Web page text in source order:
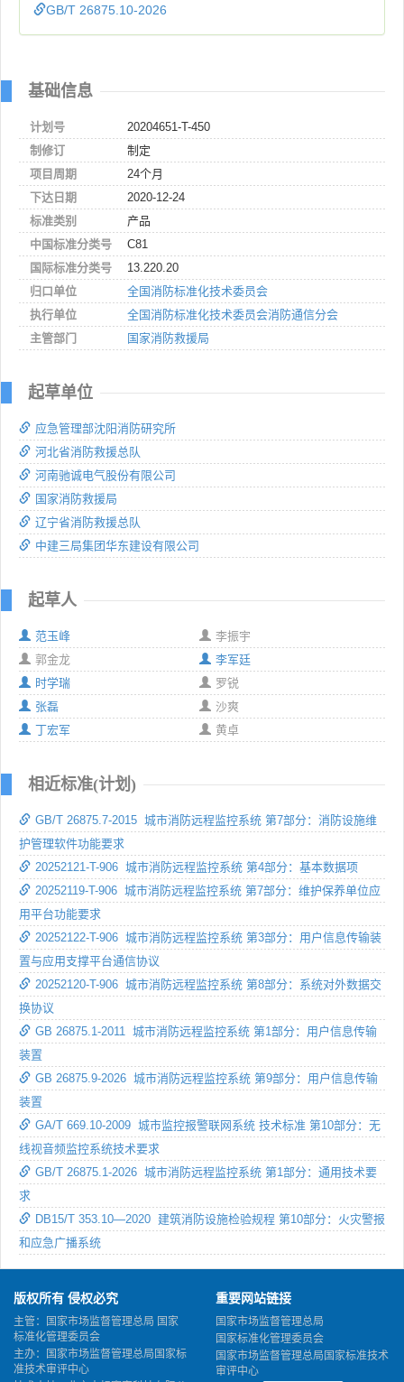
GB/T 26875.10-2026
基础信息
计划号
20204651-T-450
制修订
制定
项目周期
24个月
下达日期
2020-12-24
标准类别
产品
中国标准分类号
C81
国际标准分类号
13.220.20
归口单位
全国消防标准化技术委员会
执行单位
全国消防标准化技术委员会消防通信分会
主管部门
国家消防救援局
起草单位
应急管理部沈阳消防研究所
河北省消防救援总队
河南驰诚电气股份有限公司
国家消防救援局
辽宁省消防救援总队
中建三局集团华东建设有限公司
起草人
范玉峰
李振宇
郭金龙
李军廷
时学瑞
罗锐
张磊
沙爽
丁宏军
黄卓
相近标准(计划)
GB/T 26875.7-2015 城市消防远程监控系统 第7部分：消防设施维
护管理软件功能要求
20252121-T-906 城市消防远程监控系统 第4部分：基本数据项
20252119-T-906 城市消防远程监控系统 第7部分：维护保养单位应
用平台功能要求
20252122-T-906 城市消防远程监控系统 第3部分：用户信息传输装
置与应用支撑平台通信协议
20252120-T-906 城市消防远程监控系统 第8部分：系统对外数据交
换协议
GB 26875.1-2011 城市消防远程监控系统 第1部分：用户信息传输
装置
GB 26875.9-2026 城市消防远程监控系统 第9部分：用户信息传输
装置
GA/T 669.10-2009 城市监控报警联网系统 技术标准 第10部分：无
线视音频监控系统技术要求
GB/T 26875.1-2026 城市消防远程监控系统 第1部分：通用技术要
求
DB15/T 353.10—2020 建筑消防设施检验规程 第10部分：火灾警报
和应急广播系统
版权所有 侵权必究
主管：国家市场监督管理总局 国家
标准化管理委员会
主办：国家市场监督管理总局国家标
准技术审评中心
重要网站链接
国家市场监督管理总局
国家标准化管理委员会
国家市场监督管理总局国家标准技术
审评中心